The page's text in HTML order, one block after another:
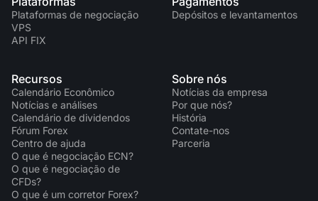
Plataformas de negociação
VPS
API FIX
Depósitos e levantamentos
Recursos
Calendário Econômico
Notícias e análises
Calendário de dividendos
Fórum Forex
Centro de ajuda
O que é negociação ECN?
O que é negociação de
CFDs?
O que é um corretor Forex?
Sobre nós
Notícias da empresa
Por que nós?
História
Contate-nos
Parceria